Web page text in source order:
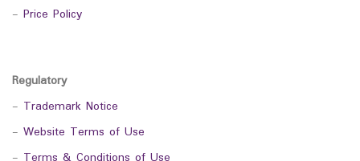
- Price Policy
Regulatory
- Trademark Notice
- Website Terms of Use